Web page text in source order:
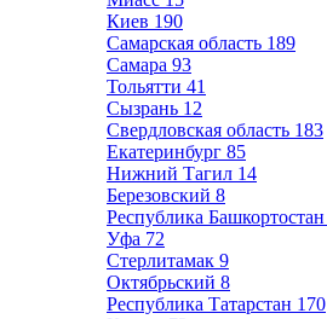
Киев 190
Самарская область 189
Самара 93
Тольятти 41
Сызрань 12
Свердловская область 183
Екатеринбург 85
Нижний Тагил 14
Березовский 8
Республика Башкортостан
Уфа 72
Стерлитамак 9
Октябрьский 8
Республика Татарстан 170